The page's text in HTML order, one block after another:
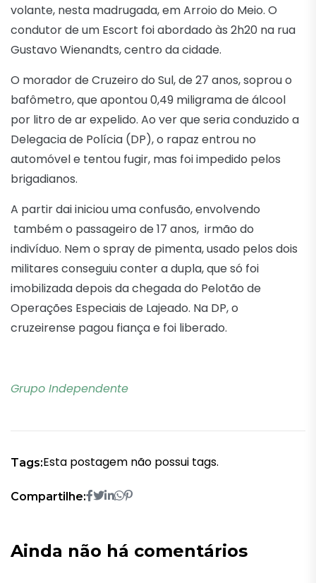
volante, nesta madrugada, em Arroio do Meio. O
condutor de um Escort foi abordado às 2h20 na rua
Gustavo Wienandts, centro da cidade.
O morador de Cruzeiro do Sul, de 27 anos, soprou o
bafômetro, que apontou 0,49 miligrama de álcool
por litro de ar expelido. Ao ver que seria conduzido a
Delegacia de Polícia (DP), o rapaz entrou no
automóvel e tentou fugir, mas foi impedido pelos
brigadianos.
A partir dai iniciou uma confusão, envolvendo
também o passageiro de 17 anos, irmão do
indivíduo. Nem o spray de pimenta, usado pelos dois
militares conseguiu conter a dupla, que só foi
imobilizada depois da chegada do Pelotão de
Operações Especiais de Lajeado. Na DP, o
cruzeirense pagou fiança e foi liberado.
Grupo Independente
Tags:Esta postagem não possui tags.
Compartilhe:
Ainda não há comentários